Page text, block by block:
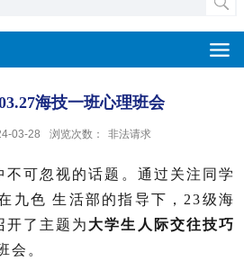
海技一班心理班会
03-28 浏览次数： 非法请求
可忽视的话题。通过关注同学
九色 生活部的指导下，23级海
开了主题为 大学生人际交往技巧
会。